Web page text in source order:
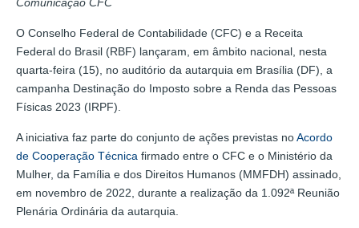
O Conselho Federal de Contabilidade (CFC) e a Receita
Federal do Brasil (RBF) lançaram, em âmbito nacional, nesta
quarta-feira (15), no auditório da autarquia em Brasília (DF), a
campanha Destinação do Imposto sobre a Renda das Pessoas
Físicas 2023 (IRPF).
A iniciativa faz parte do conjunto de ações previstas noAcordo
de Cooperação Técnica firmado entre o CFC e o Ministério da
Mulher, da Família e dos Direitos Humanos (MMFDH) assinado,
em novembro de 2022, durante a realização da 1.092ª Reunião
Plenária Ordinária da autarquia.